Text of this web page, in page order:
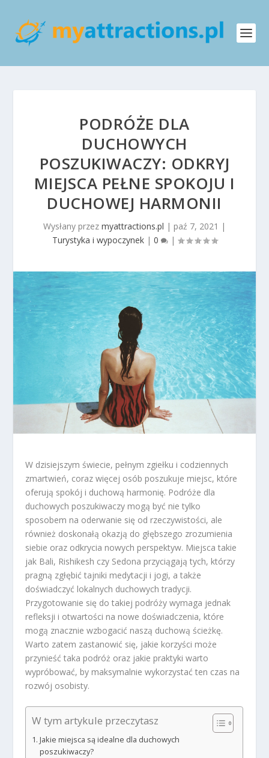
PODRÓŻE DLA
DUCHOWYCH
POSZUKIWACZY: ODKRYJ
MIEJSCA PEŁNE SPOKOJU I
DUCHOWEJ HARMONII
Wysłany przez myattractions.pl | paź 7, 2021 |
Turystyka i wypoczynek| 0 |
W dzisiejszym świecie, pełnym zgiełku i codziennych
zmartwień, coraz więcej osób poszukuje miejsc, które
oferują spokój i duchową harmonię. Podróże dla
duchowych poszukiwaczy mogą być nie tylko
sposobem na oderwanie się od rzeczywistości, ale
również doskonałą okazją do głębszego zrozumienia
siebie oraz odkrycia nowych perspektyw. Miejsca takie
jak Bali, Rishikesh czy Sedona przyciągają tych, którzy
pragną zgłębić tajniki medytacji i jogi, a także
doświadczyć lokalnych duchowych tradycji.
Przygotowanie się do takiej podróży wymaga jednak
refleksji i otwartości na nowe doświadczenia, które
mogą znacznie wzbogacić naszą duchową ścieżkę.
Warto zatem zastanowić się, jakie korzyści może
przynieść taka podróż oraz jakie praktyki warto
wypróbować, by maksymalnie wykorzystać ten czas na
rozwój osobisty.
W tym artykule przeczytasz
Jakie miejsca są idealne dla duchowych
poszukiwaczy?